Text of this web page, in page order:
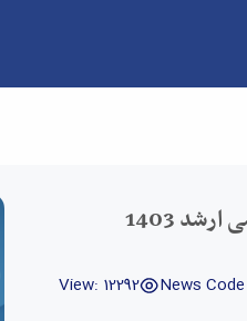
1403
News
View: 12292